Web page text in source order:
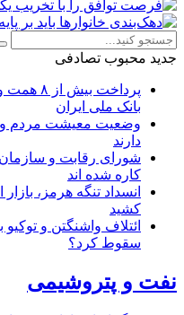
جدید محبوب تصادفی
پرداخت
بانک ملی ایران
وضعیت معیشت مردم و
دارند
شورای رقابت و
کاره شده اند
انسداد تنگه هرمز،
کشید
ائتلاف واشنگتن و
سقوط کرد؟
نفت و پتروشیمی